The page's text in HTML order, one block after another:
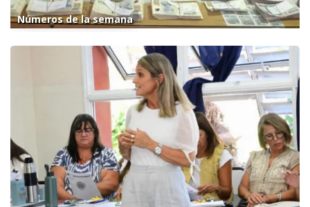
Números de la semana